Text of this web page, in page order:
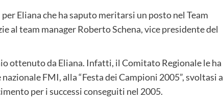
Eliana che ha saputo meritarsi un posto nel Team
al team manager Roberto Schena, vice presidente del
ottenuto da Eliana. Infatti, il Comitato Regionale le ha
FMI, alla “Festa dei Campioni 2005”, svoltasi a
per i successi conseguiti nel 2005.